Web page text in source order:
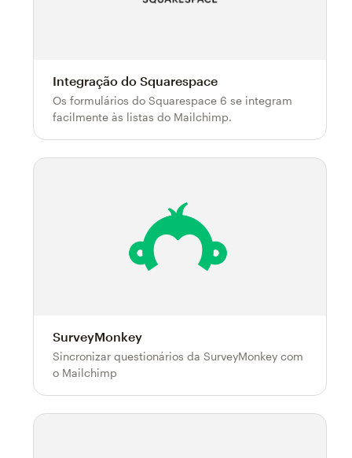
Integração do Squarespace
Os formulários do Squarespace 6 se integram
facilmente às listas do Mailchimp.
SurveyMonkey
Sincronizar questionários da SurveyMonkey com
o Mailchimp